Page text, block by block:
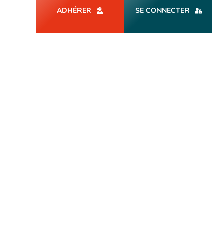
ADHÉRER SE CONNECTER